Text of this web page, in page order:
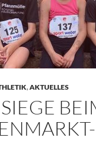
,AKTUELLES